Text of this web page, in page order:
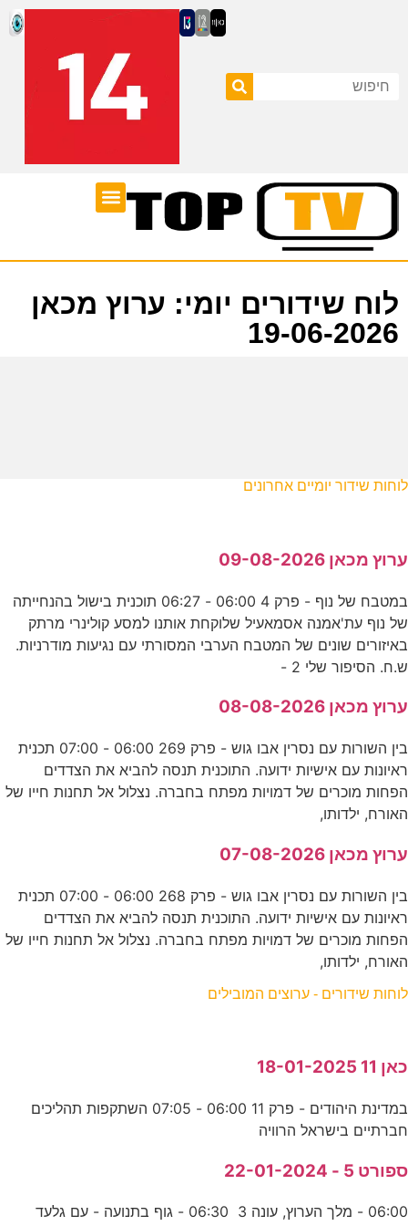
לוח שידורים יומי: ערוץ מכאן
19-06-2026
לוחות שידור יומיים אחרונים
ערוץ מכאן 09-08-2026
במטבח של נוף - פרק 4 06:00 - 06:27 תוכנית בישול בהנחייתה
של נוף עת'אמנה אסמאעיל שלוקחת אותנו למסע קולינרי מרתק
באיזורים שונים של המטבח הערבי המסורתי עם נגיעות מודרניות.
ש.ח. הסיפור שלי 2 -
ערוץ מכאן 08-08-2026
בין השורות עם נסרין אבו גוש - פרק 269 06:00 - 07:00 תכנית
ראיונות עם אישיות ידועה. התוכנית תנסה להביא את הצדדים
הפחות מוכרים של דמויות מפתח בחברה. נצלול אל תחנות חייו של
האורח, ילדותו,
ערוץ מכאן 07-08-2026
בין השורות עם נסרין אבו גוש - פרק 268 06:00 - 07:00 תכנית
ראיונות עם אישיות ידועה. התוכנית תנסה להביא את הצדדים
הפחות מוכרים של דמויות מפתח בחברה. נצלול אל תחנות חייו של
האורח, ילדותו,
לוחות שידורים - ערוצים המובילים
כאן 11 18-01-2025
במדינת היהודים - פרק 11 06:00 - 07:05 השתקפות תהליכים
חברתיים בישראל הרוויה
ספורט 5 - 22-01-2024
06:00 - מלך הערוץ, עונה 3 06:30 - גוף בתנועה - עם גלעד